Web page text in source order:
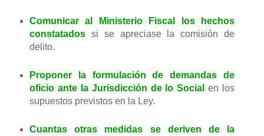
Comunicar al Ministerio Fiscal los hechos
constatadossi se apreciase la comisión de
delito.
Proponer la formulación de demandas de
oficio ante la Jurisdicción de lo Social en los
supuestos previstos en la Ley.
Cuantas otras medidas se deriven de la